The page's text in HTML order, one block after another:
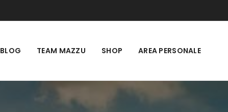
BLOG TEAM MAZZU SHOP AREA PERSONALE